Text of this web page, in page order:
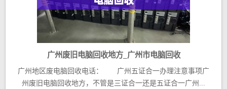
广州废旧电脑回收地方_广州市电脑回收
广州地区废电脑回收电话： 广州五证合一办理注意事项广
州废旧电脑回收地方，不管是三证合一还是五证合一广州...